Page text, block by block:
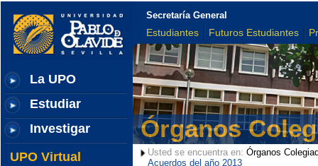
La UPO
Estudiar
Investigar
UPO Virtual
Secretaría General
Estudiantes Futuros Estudiantes
Órganos
Usted se encuentra en: Órganos
Acuerdos del año 2013